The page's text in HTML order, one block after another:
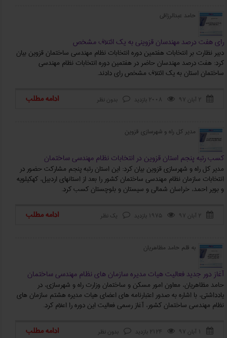
حامد عبدالرزاقی
رای هفت درصد مهندسان قزوینی به یک ائتلاف مشخص
دبیر نظارت بر انتخابات هفتمین دوره انتخابات نظام مهندسی ساختمان قزوین بیان
کرد: هفت درصد مهندسان حاضر در هفتمین دوره انتخابات نظام مهندسی
ساختمان استان به یک ائتلاف مشخص رای دادند.
 ۲ آبان ۹۷  2008 بازدید  بدون نظر ادامه مطلب
مدیر کل راه و شهرسازی قزوین
کسب رتبه پنجم استان قزوین در انتخابات نظام مهندسی ساختمان
مدیر کل راه و شهرسازی قزوین بیان کرد: این استان رتبه پنجم مشارکت حضور در
انتخابات سازمان نظام مهندسی ساختمان کشور را بعد از استانهای اردبیل، کهکیلویه
و بویر احمد، خراسان شمالی و سیستان و بلوچستان کسب کرد.
 ۲ آبان ۹۷  1975 بازدید  یک نظر ادامه مطلب
به قلم حامد مظاهریان
آغاز دور جدید فعالیت هیات مدیره سازمان های نظام مهندسی ساختمان
حامد مظاهریان، معاون امور مسکن و ساختمان وزارت راه و شهرسازی، در
یادداشتی، با اشاره به صدور اعتبارنامه های اعضای هیات مدیره هشتم سازمان های
نظام مهندسی ساختمان کشور، آغاز رسمی فعالیت این دوره را اعلام کرد.
 ۱ آبان ۹۷  2124 بازدید  بدون نظر ادامه مطلب